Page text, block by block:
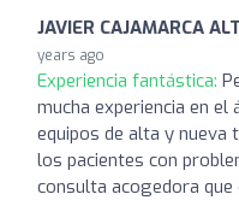
JAVIER CAJAMARCA
years ago
Experiencia fantástica:
mucha experiencia en el
equipos de alta y nueva
los pacientes con
consulta acogedora